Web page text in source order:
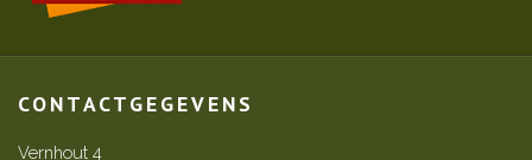
CONTACTGEGEVENS
Vernhout 4